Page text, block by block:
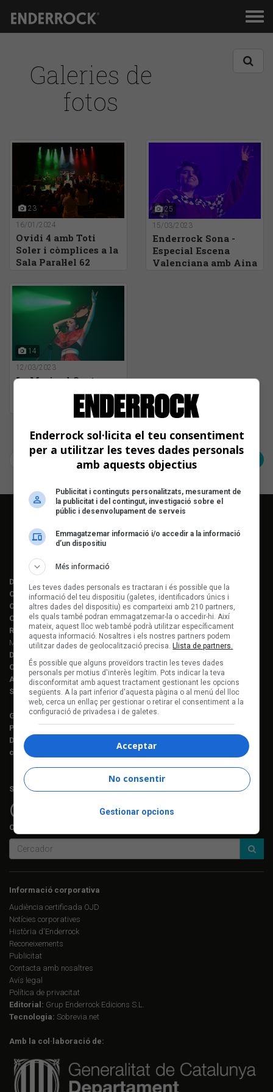
Galeries de
fotos
23
16/01/2024
Ovidi 4 amb Toti
Soler i còmplices a la
Sala Paral·lel 62
25
15/03/2023
Enderrock Sona -
Especial Escena
Valenciana amb Aina
14
12/03/2023
La Maria al Centre
Tradicionàrius
Pàgina 1 de 1
< Anterior
Director editorial:
Lluís Gendrau
Cap de redacció Enderrock:Jordi Martí Fabra
Coordinació EDR i enderrock.cat:Èlia Gea
Coordinació Anuari de la Música:Helena M. Alegret
Redacció:Ferran Amado, Maria Folqué, Èlia Gea, Jordi Martí, Helena
Morén Alegret, Joaquim Vilarnau i Sergi Núñez
Disseny i maquetació:
Caps de fotografia: Juan Miguel Morales
Assessorament lingüístic:Berta Herreros
Subscripcions:Rosa E. Massaguer
Gerència i projectes:Jordi Novell
Publicitat i producció:
Direcció financera i administració:
c. Mallorca, 221, sobreàtic · 08008 Barcelona Tel. 93 237 08 05
Segueix-nos a:
Cerca a Enderrock.cat:
Informació corporativa
Audiència certificada OJD
Notícies corporatives
Història d'Enderrock
Reconeixements
Publicitat
Contacta amb nosaltres
Avís legal
Política de privacitat
Editorial: Grup Enderrock Edicions S.L.
Tecnologia: Sobrevia.net
Amb la col·laboració de:
Enderrock sol·licita el teu consentiment
per a utilitzar les teves dades personals
amb aquests objectius
Publicitat i continguts personalitzats, mesurament de
la publicitat i del contingut, investigació sobre el
públic i desenvolupament de serveis
Emmagatzemar informació i/o accedir a la informació
d’un dispositiu
Més informació
Les teves dades personals es tractaran i és possible que la
informació del teu dispositiu (galetes, identificadors únics i
altres dades del dispositiu) es comparteixi amb 210 partners,
els quals també podran emmagatzemar-la o accedir-hi. Així
mateix, aquest lloc web també podrà utilitzar específicament
aquesta informació. Nosaltres i els nostres partners podem
utilitzar dades de geolocalització precisa.Llista de partners.
És possible que alguns proveïdors tractin les teves dades
personals per motius d'interès legítim. Pots indicar la teva
disconformitat amb aquest tractament gestionant les opcions
següents. A la part inferior d'aquesta pàgina o al menú del lloc
web, cerca un enllaç per gestionar o retirar el consentiment a la
configuració de privadesa i de galetes.
Acceptar
No consentir
Gestionar opcions